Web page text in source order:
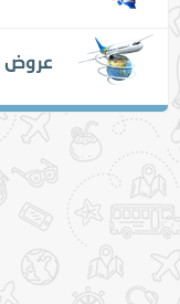
عروض